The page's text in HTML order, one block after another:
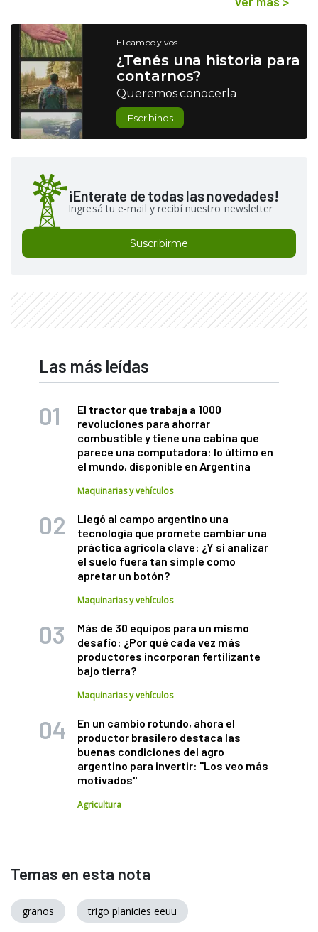
El campo y vos
¿Tenés una historia para
contarnos?
Queremos conocerla
Escribinos
¡Enterate de todas las novedades!
Ingresá tu e-mail y recibí nuestro newsletter
Suscribirme
Las más leídas
El tractor que trabaja a 1000
revoluciones para ahorrar
combustible y tiene una cabina que
parece una computadora: lo último en
el mundo, disponible en Argentina
Maquinarias y vehículos
Llegó al campo argentino una
tecnología que promete cambiar una
práctica agrícola clave: ¿Y si analizar
el suelo fuera tan simple como
apretar un botón?
Maquinarias y vehículos
Más de 30 equipos para un mismo
desafío: ¿Por qué cada vez más
productores incorporan fertilizante
bajo tierra?
Maquinarias y vehículos
En un cambio rotundo, ahora el
productor brasilero destaca las
buenas condiciones del agro
argentino para invertir: "Los veo más
motivados"
Agricultura
Temas en esta nota
granos trigo planicies eeuu